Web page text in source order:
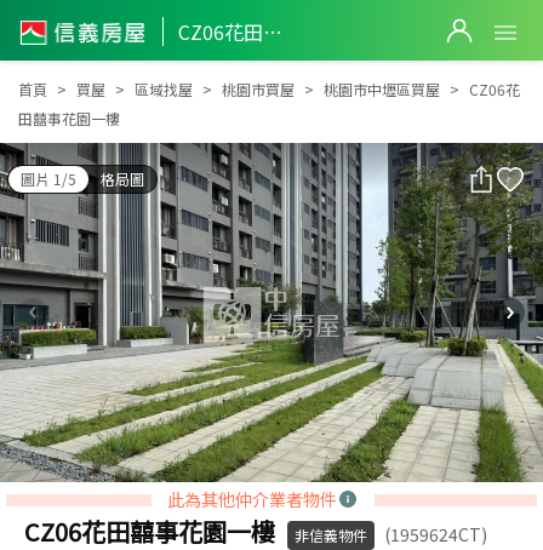
CZ06花田囍事花園一樓
CZ06花田囍事花園一樓
首頁 買屋 區域找屋 桃園市買屋 桃園市中壢區買屋
CZ06花
田囍事花園一樓
圖片 1/5 格局圖
此為其他仲介業者物件
CZ06花田囍事花園一樓 非信義物件
(1959624CT)